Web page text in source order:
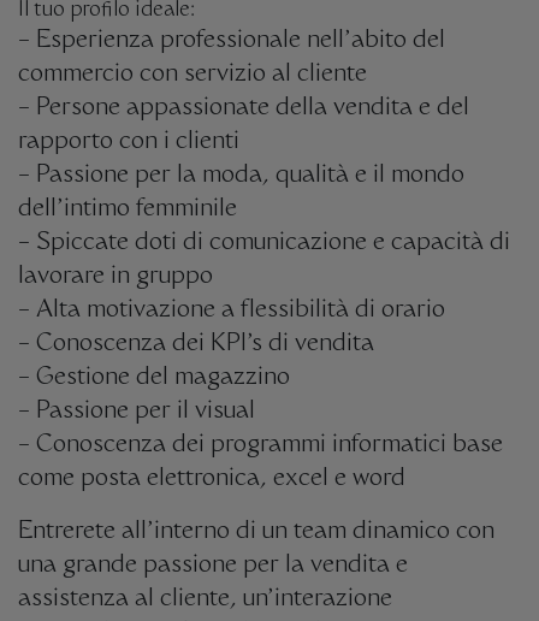
Il tuo profilo ideale:
– Esperienza professionale nell’abito del
commercio con servizio al cliente
– Persone appassionate della vendita e del
rapporto con i clienti
– Passione per la moda, qualità e il mondo
dell’intimo femminile
– Spiccate doti di comunicazione e capacità di
lavorare in gruppo
– Alta motivazione a flessibilità di orario
– Conoscenza dei KPI’s di vendita
– Gestione del magazzino
– Passione per il visual
– Conoscenza dei programmi informatici base
come posta elettronica, excel e word
Entrerete all’interno di un team dinamico con
una grande passione per la vendita e
assistenza al cliente, un’interazione